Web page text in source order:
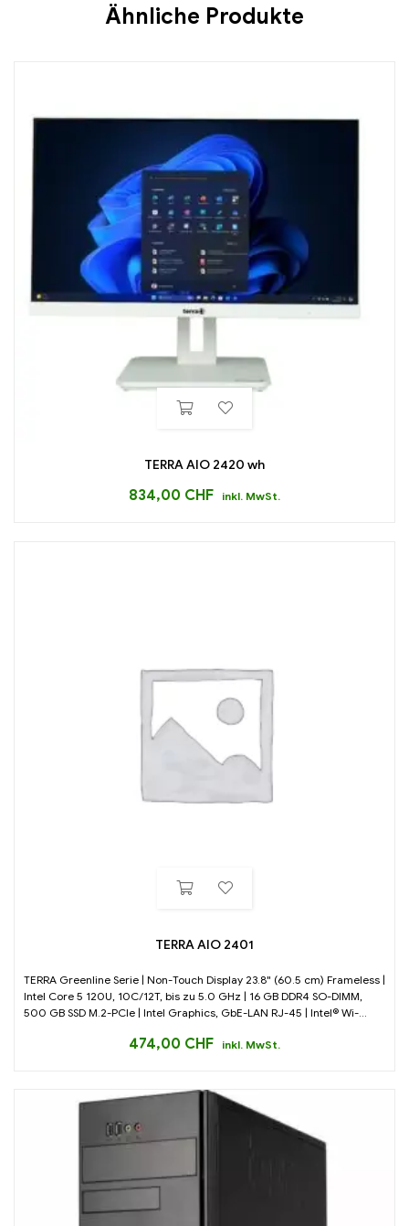
Ähnliche Produkte
TERRA AIO 2420 wh
834,00 CHF inkl. MwSt.
TERRA AIO 2401
TERRA Greenline Serie | Non-Touch Display 23.8" (60.5 cm) Frameless |
Intel Core 5 120U, 10C/12T, bis zu 5.0 GHz | 16 GB DDR4 SO-DIMM,
500 GB SSD M.2-PCIe | Intel Graphics, GbE-LAN RJ-45 | Intel® Wi-...
474,00 CHF inkl. MwSt.